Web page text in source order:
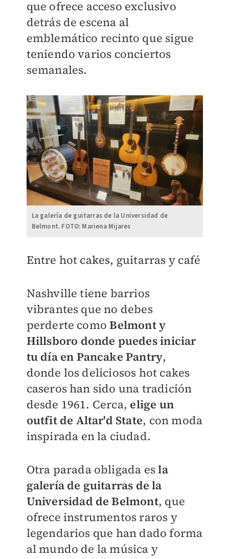
que ofrece acceso exclusivo
detrás de escena al
emblemático recinto que sigue
teniendo varios conciertos
semanales.
La galería de guitarras de la Universidad de
Belmont. FOTO: Mariena Mijares
Entre hot cakes, guitarras y café
Nashville tiene barrios
vibrantes que no debes
perderte comoBelmont y
Hillsboro donde puedes iniciar
tu día en Pancake Pantry,
donde los deliciosos hot cakes
caseros han sido una tradición
desde 1961. Cerca, elige un
outfit de Altar'd State, con moda
inspirada en la ciudad.
Otra parada obligada esla
galería de guitarras de la
Universidad de Belmont, que
ofrece instrumentos raros y
legendarios que han dado forma
al mundo de la música y